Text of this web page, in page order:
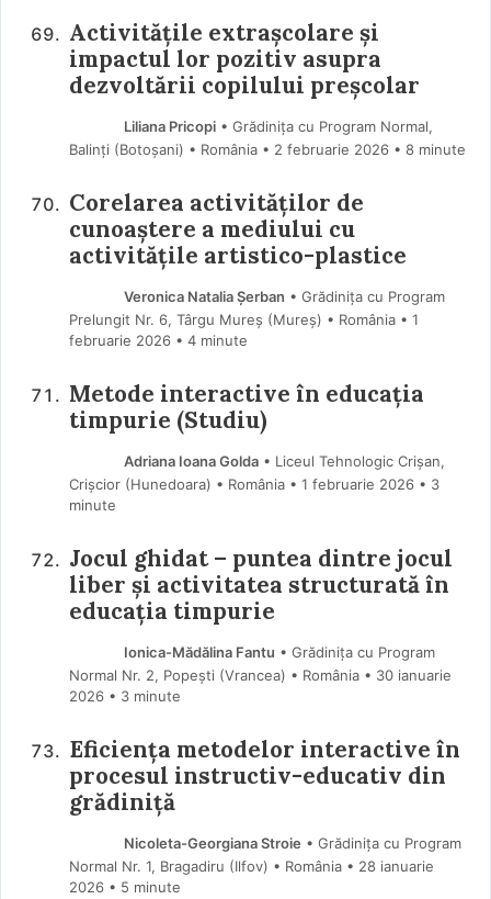
Activitățile extrașcolare și
impactul lor pozitiv asupra
dezvoltării copilului preșcolar
Liliana Pricopi• Grădinița cu Program Normal,
Balinți (Botoşani) • România
2 februarie 2026 • 8 minute
Corelarea activităților de
cunoaștere a mediului cu
activitățile artistico-plastice
Veronica Natalia Șerban • Grădinița cu Program
Prelungit Nr. 6, Târgu Mureș (Mureş) • România
1
februarie 2026 • 4 minute
Metode interactive în educația
timpurie (Studiu)
Adriana Ioana Golda• Liceul Tehnologic Crișan,
Crișcior (Hunedoara) • România
1 februarie 2026 • 3
minute
Jocul ghidat – puntea dintre jocul
liber și activitatea structurată în
educația timpurie
Ionica-Mădălina Fantu • Grădinița cu Program
Normal Nr. 2, Popești (Vrancea) • România
30 ianuarie
2026 • 3 minute
Eficiența metodelor interactive în
procesul instructiv-educativ din
grădiniță
Nicoleta-Georgiana Stroie • Grădinița cu Program
Normal Nr. 1, Bragadiru (Ilfov) • România
28 ianuarie
2026 • 5 minute